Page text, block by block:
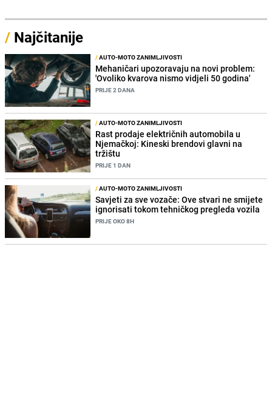
/ Najčitanije
/AUTO-MOTO ZANIMLJIVOSTI
Mehaničari upozoravaju na novi problem:
'Ovoliko kvarova nismo vidjeli 50 godina'
PRIJE 2 DANA
/AUTO-MOTO ZANIMLJIVOSTI
Rast prodaje električnih automobila u
Njemačkoj: Kineski brendovi glavni na
tržištu
PRIJE 1 DAN
/AUTO-MOTO ZANIMLJIVOSTI
Savjeti za sve vozače: Ove stvari ne smijete
ignorisati tokom tehničkog pregleda vozila
PRIJE OKO 8H